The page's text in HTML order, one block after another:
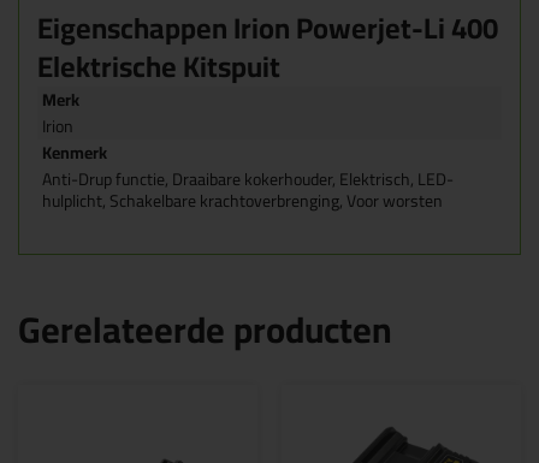
Eigenschappen Irion Powerjet-Li 400
Elektrische Kitspuit
Merk
Irion
Kenmerk
Anti-Drup functie, Draaibare kokerhouder, Elektrisch, LED-
hulplicht, Schakelbare krachtoverbrenging, Voor worsten
Gerelateerde producten